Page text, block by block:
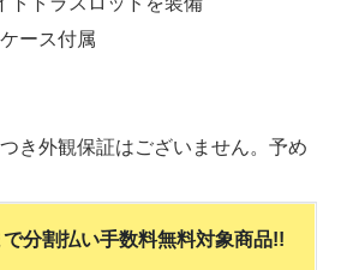
ース付属
き外観保証はございません。予め
で分割払い手数料無料対象商品!!